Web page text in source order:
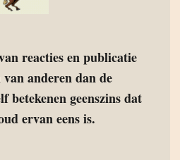
reacties en publicatie
anderen dan de
betekenen geenszins dat
ervan eens is.